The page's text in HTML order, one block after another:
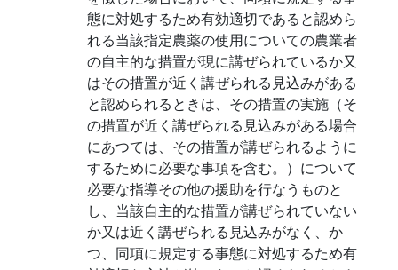
態に対処するため有効適切であると認めら
れる当該指定農薬の使用についての農業者
の自主的な措置が現に講ぜられているか又
はその措置が近く講ぜられる見込みがある
と認められるときは、その措置の実施（そ
の措置が近く講ぜられる見込みがある場合
にあつては、その措置が講ぜられるように
するために必要な事項を含む。）について
必要な指導その他の援助を行なうものと
し、当該自主的な措置が講ぜられていない
か又は近く講ぜられる見込みがなく、か
つ、同項に規定する事態に対処するため有